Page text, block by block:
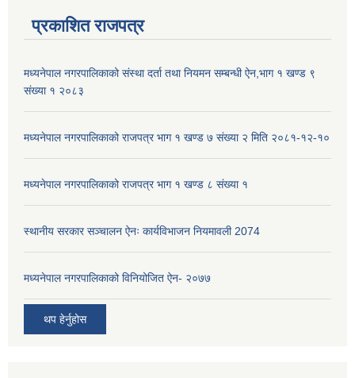
प्रकाशित राजपत्र
मध्यनेपाल नगरपालिकाको संस्था दर्ता तथा नियमन सम्बन्धी ऐन,भाग १ खण्ड ९
संख्या १ २०८३
मध्यनेपाल नगरपालिकाको राजपत्र भाग १ खण्ड ७ संख्या २ मिति २०८१-१२-१०
मध्यनेपाल नगरपालिकाको राजपत्र भाग १ खण्ड ८ संख्या १
स्थानीय सरकार सञ्चालन ऐनः कार्यविभाजन नियमावली 2074
मध्यनेपाल नगरपालिकाको विनियोजित ऐन- २०७७
थप हेर्नुहोस